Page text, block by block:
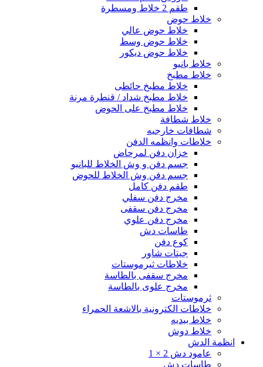
طقم 2 خلاط ومسطرة
خلاط حوض
خلاط حوض عالي
خلاط حوض وسط
خلاط حوض ديكور
خلاط بانيو
خلاط مطبخ
خلاط مطبخ حائطى
خلاط مطبخ شداد / قنطرة مرنة
خلاط مطبخ على الحوض
خلاط شطافة
شطافات خارجيه
خلاطات وانظمه الدفن
خزان دفن لمرحاض
جسم دفن و وش الخلاط للبانيو
جسم دفن وش الخلاط للحوض
طقم دفن كامل
مخرج دفن سفلي
مخرج دفن سقفى
مخرج دفن علوي
طاسات دش
كوع دفن
جيتات شاور
خلاطات ثيرموستات
مخرج سقفى بالطاسة
مخرج علوى بالطاسة
ثرموستات
خلاطات الكترونية بالاشعة الحمراء
خلاط بيديه
خلاط دوش
انظمة الدش
عامود دش 2 × 1
طاسات دش